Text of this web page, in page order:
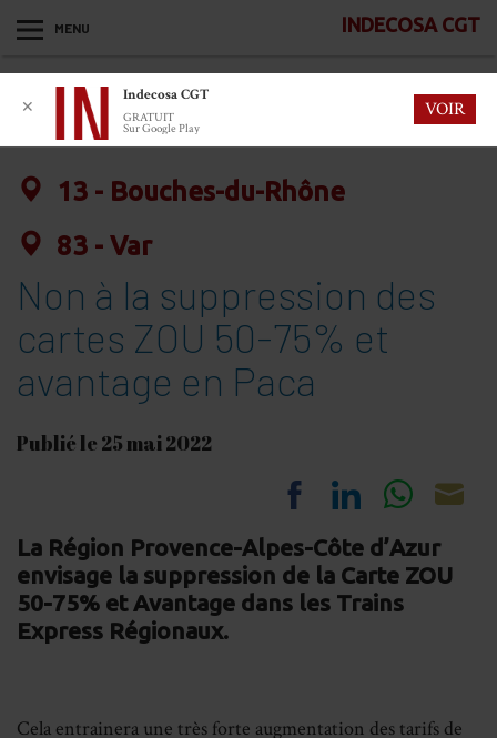
MENU INDECOSA CGT
13 - Bouches-du-Rhône
83 - Var
Non à la suppression des
cartes ZOU 50-75% et
avantage en Paca
Publié le 25 mai 2022
Share
on
Facebook
Share
on
LinkedIn
on
La Région Provence-Alpes-Côte d’Azur
envisage la suppression de la Carte ZOU
50-75% et Avantage dans les Trains
Express Régionaux.
Cela entrainera une très forte augmentation des tarifs de
✕
Indecosa CGT
GRATUIT
Sur Google Play
VOIR